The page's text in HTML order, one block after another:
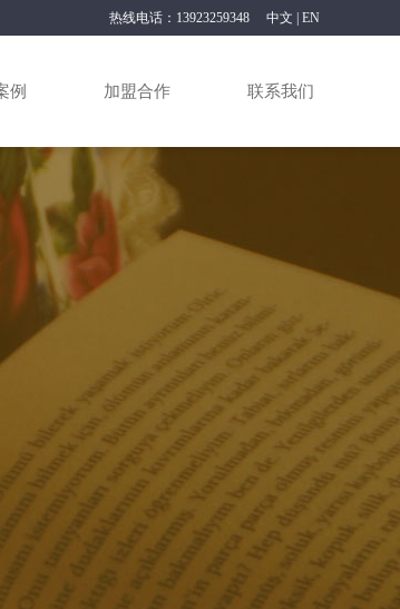
中文 EN
热线电话：13923259348
例 加盟合作 联系我们